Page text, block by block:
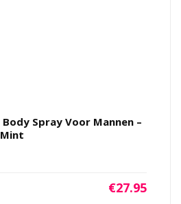
Spray Voor Mannen –
€27.95